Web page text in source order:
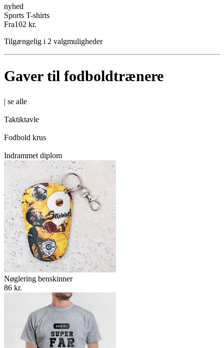
nyhed
Sports T-shirts
Fra102 kr.
Tilgængelig i 2 valgmuligheder
Gaver til fodboldtrænere
| se alle
Taktiktavle
Fodbold krus
Indrammet diplom
Nøglering benskinner
86 kr.